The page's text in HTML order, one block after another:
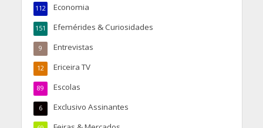
Economia
112
Efemérides & Curiosidades
151
Entrevistas
9
Ericeira TV
12
Escolas
89
Exclusivo Assinantes
6